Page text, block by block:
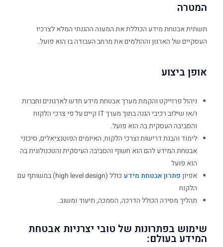
המטרה
תשתית אבטחת מידע הכוללת את המענה ההגנתי המלא לצרכיו
העסקיים של הארגון וההולמים את מרחב העבודה בו הוא פועל.
אופן ביצוע
ניהול פרוייקט והקמת מערך אבטחת מידע חדש לארגונים וחברות
ו/או שילוב רכיבי הגנה בתוך מערך IT קיים על פי צרכי הלקוח
והסביבה העסקית בה הוא פועל.
לימוד והבנת דרישות וצרכי הלקוח, האיומים הפוטנציאלים, סיכוני
אבטחת המידע להם הוא חשוף והסביבה העיסקית והטכנולוגית בה
הוא פועל
אפיוןפתרון אבטחת מידע
כולל (high level design) במשותף עם
הלקוח
תהליך מסירה הכולל הדרכה, הסמכה, תיעוד ומשוב.
שימוש בפתרונות של טובי יצרניות אבטחת
המידע בעולם: